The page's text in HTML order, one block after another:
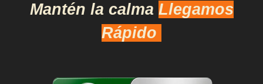
Mantén la calma Llegamos
Rápido